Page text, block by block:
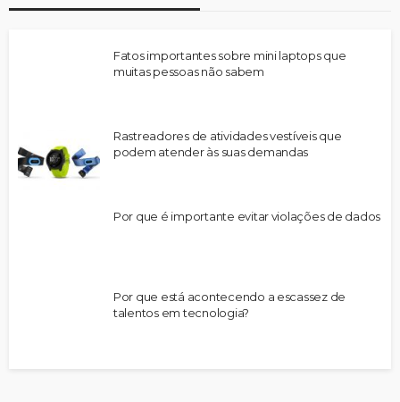
Fatos importantes sobre mini laptops que
muitas pessoas não sabem
Rastreadores de atividades vestíveis que
podem atender às suas demandas
Por que é importante evitar violações de dados
Por que está acontecendo a escassez de
talentos em tecnologia?